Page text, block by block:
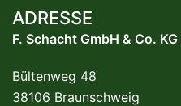
ADRESSE
F. Schacht GmbH & Co. KG
Bültenweg 48
38106 Braunschweig